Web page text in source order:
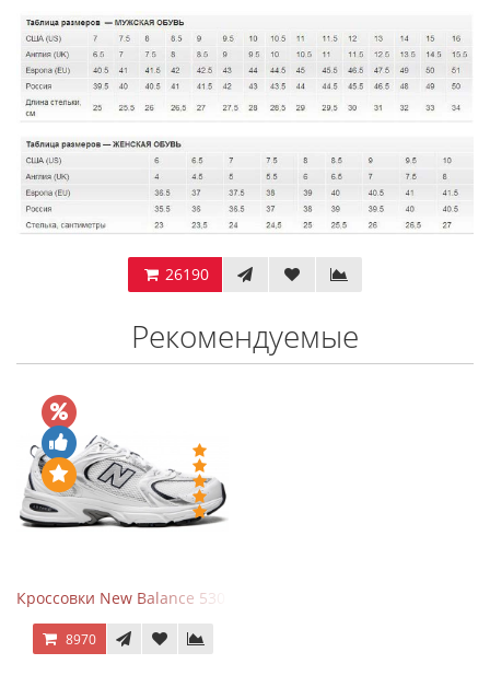
26190
Рекомендуемые
Кроссовки New Balance 530 White Silver Navy
8970